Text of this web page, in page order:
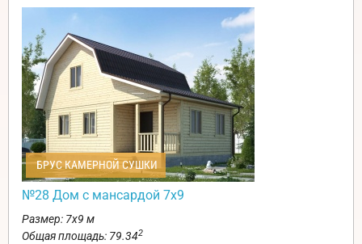
БРУС КАМЕРНОЙ СУШКИ
№28 Дом с мансардой 7х9
Размер: 7х9 м
Общая площадь: 79.342